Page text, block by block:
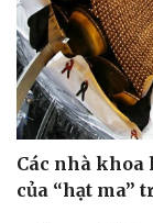
Các nhà khoa
của “hạt ma”